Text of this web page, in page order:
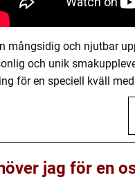
mångsidig och njutbar
och unik
för en speciell kväll
jag för en